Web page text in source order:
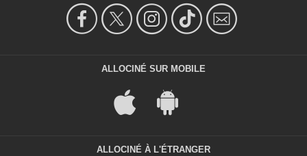
ALLOCINÉ SUR MOBILE
ALLOCINÉ À L'ÉTRANGER